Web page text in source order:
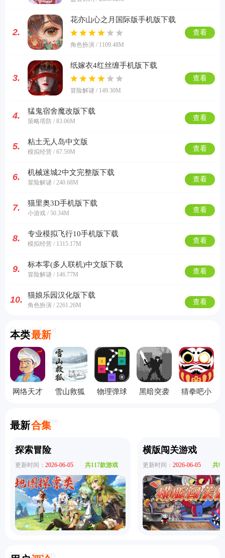
2.
花亦山心之月国际版手机版下载
角色扮演 / 1109.48M
查看
3.
纸嫁衣4红丝缠手机版下载
冒险解谜 / 149.30M
查看
4. 猛鬼宿舍魔改版下载
策略塔防 / 83.06M 查看
5. 粘土无人岛中文版
模拟经营 / 67.59M 查看
6. 机械迷城2中文完整版下载
冒险解谜 / 240.68M 查看
7. 猫里奥3D手机版下载
小游戏 / 50.34M 查看
8. 专业模拟飞行10手机版下载
模拟经营 / 1315.17M 查看
9. 标本零(多人联机)中文版下载
冒险解谜 / 146.77M 查看
10. 猫娘乐园汉化版下载
角色扮演 / 2261.26M 查看
本类最新
Currently Latest
网络天才
雪山救狐
物理弹球
黑暗突袭
猜拳吧小
最新合集
Latest Collection
探索冒险
更新时间： 2026-06-05 共117款游戏
横版闯关游戏
更新时间： 2026-06-05 共
User Comments